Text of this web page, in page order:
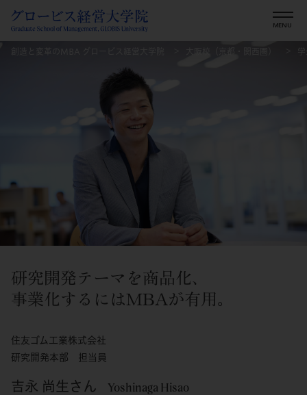
研究開発テーマを商品化、
事業化するにはMBAが有用。
住友ゴム工業株式会社
研究開発本部 担当員
吉永 尚生さん Yoshinaga Hisao